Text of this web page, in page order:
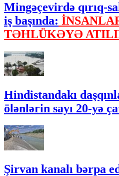
Mingəçevirdə qırıq-
iş başında:
TƏHLÜKƏYƏ
Hindistandakı
ölənlərin sayı 20-yə
Şirvan kanalı bərpa